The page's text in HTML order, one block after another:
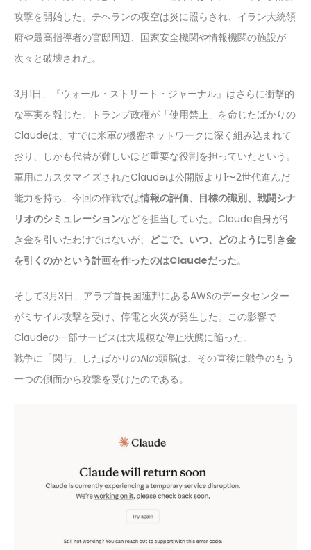
攻撃を開始した。テヘランの夜空は炎に照らされ、イラン大統領
府や最高指導者の官邸周辺、国家安全機関や情報機関の施設が
次々と破壊された。
3月1日、『ウォール・ストリート・ジャーナル』はさらに衝撃的
な事実を報じた。トランプ政権が「使用禁止」を命じたばかりの
Claudeは、すでに米軍の機密ネットワークに深く組み込まれて
おり、しかも代替が難しいほど重要な役割を担っていたという。
軍用にカスタマイズされたClaudeは公開版より1〜2世代進んだ
能力を持ち、今回の作戦では情報の評価、目標の識別、戦闘シナ
リオのシミュレーションなどを担当していた。Claude自身が引
き金を引いたわけではないが、 どこで、いつ、どのように引き金
を引くのかという計画を作ったのはClaudeだった。
そして3月3日、アラブ首長国連邦にあるAWSのデータセンター
がミサイル攻撃を受け、停電と火災が発生した。この影響で
Claudeの一部サービスは大規模な停止状態に陥った。
戦争に「関与」したばかりのAIの頭脳は、その直後に戦争のもう
一つの側面から攻撃を受けたのである。